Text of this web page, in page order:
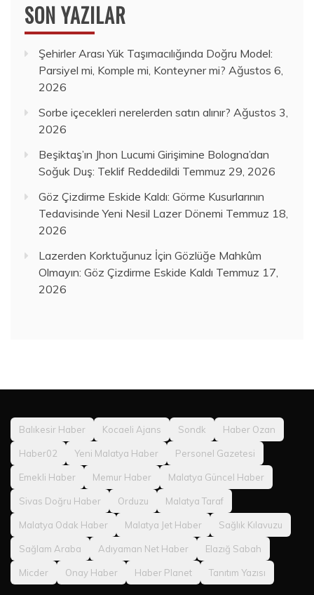
SON YAZILAR
Şehirler Arası Yük Taşımacılığında Doğru Model:
Parsiyel mi, Komple mi, Konteyner mi? Ağustos 6,
2026
Sorbe içecekleri nerelerden satın alınır? Ağustos 3,
2026
Beşiktaş’ın Jhon Lucumi Girişimine Bologna’dan
Soğuk Duş: Teklif Reddedildi Temmuz 29, 2026
Göz Çizdirme Eskide Kaldı: Görme Kusurlarının
Tedavisinde Yeni Nesil Lazer Dönemi Temmuz 18,
2026
Lazerden Korktuğunuz İçin Gözlüğe Mahkûm
Olmayın: Göz Çizdirme Eskide Kaldı Temmuz 17,
2026
Balıkesir Haber Kocaeli Ajans Sondk Haber Ozan
Haber02 Yeni Malatya Haber Personel Gazetesi
Emekli Haber Memur Haber Malatya Güncel Haber
Sivas Doğru Haber Orduzu Malatya Taraf
Malatya Odak Haber Malatya Jet Haber Sağlık Kılavuzu
Sağlam Araba Adıyaman Net Haber Elazığ Sabah
Micder Onay Haber Haber Planet Tanıtım Yazısı